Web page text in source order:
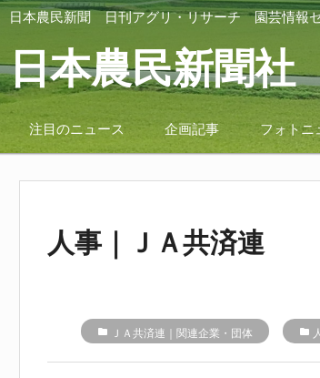
日本農民新聞 日刊アグリ・リサーチ 園芸情報
日本農民新聞社
注目のニュース 企画記事 フォトニ
人事｜ＪＡ共済連
folder ＪＡ共済連｜関連企業・団体 folder